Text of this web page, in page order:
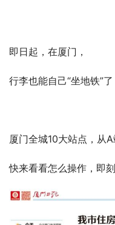
即日起，在厦门，
行李也能自己“坐地铁”了
厦门全城10大站点，从A
快来看看怎么操作，即